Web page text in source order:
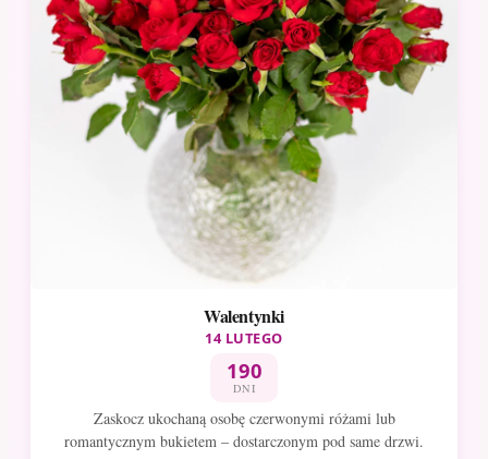
Walentynki
14 LUTEGO
190
DNI
Zaskocz ukochaną osobę czerwonymi różami lub
romantycznym bukietem – dostarczonym pod same drzwi.